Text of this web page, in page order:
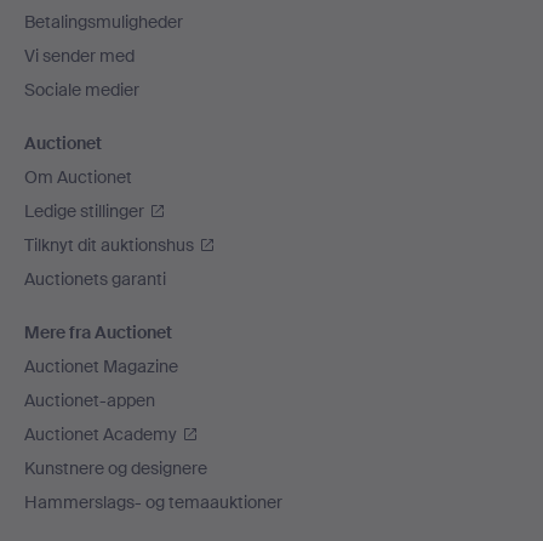
Betalingsmuligheder
Vi sender med
Sociale medier
Auctionet
Om Auctionet
Ledige stillinger
Tilknyt dit auktionshus
Auctionets garanti
Mere fra Auctionet
Auctionet Magazine
Auctionet-appen
Auctionet Academy
Kunstnere og designere
Hammerslags- og temaauktioner